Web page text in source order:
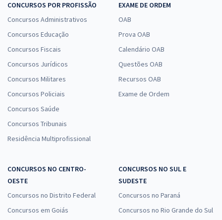
CONCURSOS POR PROFISSÃO
Concursos Administrativos
Concursos Educação
Concursos Fiscais
Concursos Jurídicos
Concursos Militares
Concursos Policiais
Concursos Saúde
Concursos Tribunais
Residência Multiprofissional
EXAME DE ORDEM
OAB
Prova OAB
Calendário OAB
Questões OAB
Recursos OAB
Exame de Ordem
CONCURSOS NO CENTRO-
OESTE
Concursos no Distrito Federal
Concursos em Goiás
CONCURSOS NO SUL E
SUDESTE
Concursos no Paraná
Concursos no Rio Grande do Sul